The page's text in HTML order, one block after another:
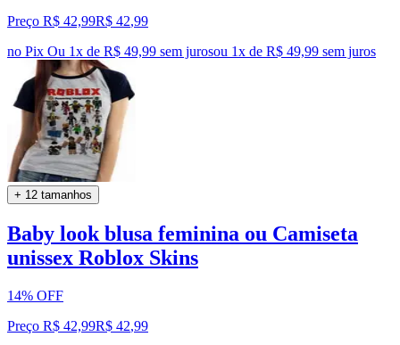
Preço R$ 42,99R$ 42,99
no Pix Ou 1x de R$ 49,99 sem jurosou 1x de R$ 49,99 sem juros
+ 12 tamanhos
Baby look blusa feminina ou Camiseta
unissex Roblox Skins
14% OFF
Preço R$ 42,99R$ 42,99